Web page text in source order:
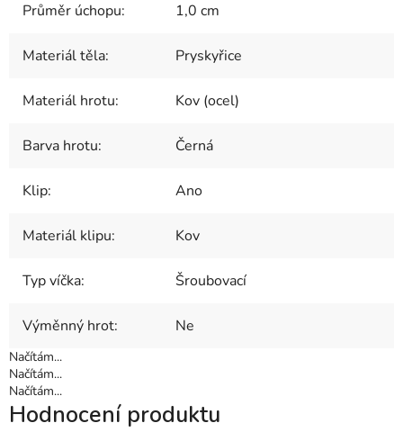
Průměr úchopu: 1,0 cm
Materiál těla: Pryskyřice
Materiál hrotu: Kov (ocel)
Barva hrotu: Černá
Klip: Ano
Materiál klipu: Kov
Typ víčka: Šroubovací
Výměnný hrot: Ne
Načítám...
Načítám...
Načítám...
Hodnocení produktu